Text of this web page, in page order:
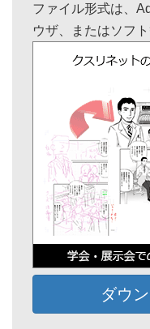
ファイル形式は、
ウザ、またはソフ
ダウ